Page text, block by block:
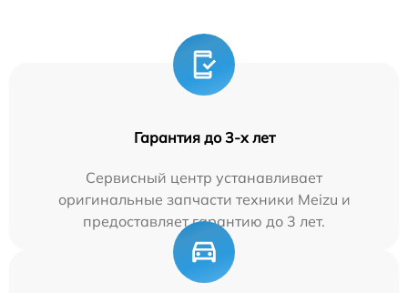
Гарантия до 3-х лет
Сервисный центр устанавливает
оригинальные запчасти техники Meizu и
предоставляет гарантию до 3 лет.